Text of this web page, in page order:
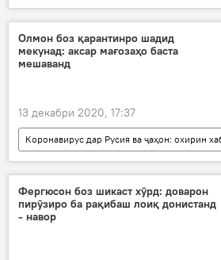
нархҳо
болоравии нарх
Олмон боз қарантинро шадид
мекунад: аксар мағозаҳо баста
мешаванд
13 декабри 2020, 17:37
Ҳамаи хабарҳо
Дар ҷаҳон
Тандурустӣ
Олмон
баста
Фергюсон боз шикаст хӯрд: доварон
пирӯзиро ба рақибаш лоиқ донистанд
- навор